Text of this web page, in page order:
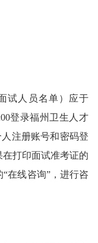
试人员名单）应于
登录福州卫生人才
注册账号和密码登
打印面试准考证的
在线咨询”，进行咨